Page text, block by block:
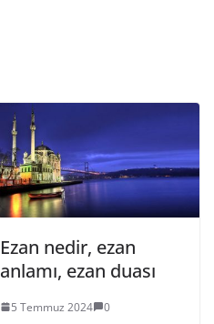
Ezan nedir, ezan
anlamı, ezan duası
5 Temmuz 2024 0